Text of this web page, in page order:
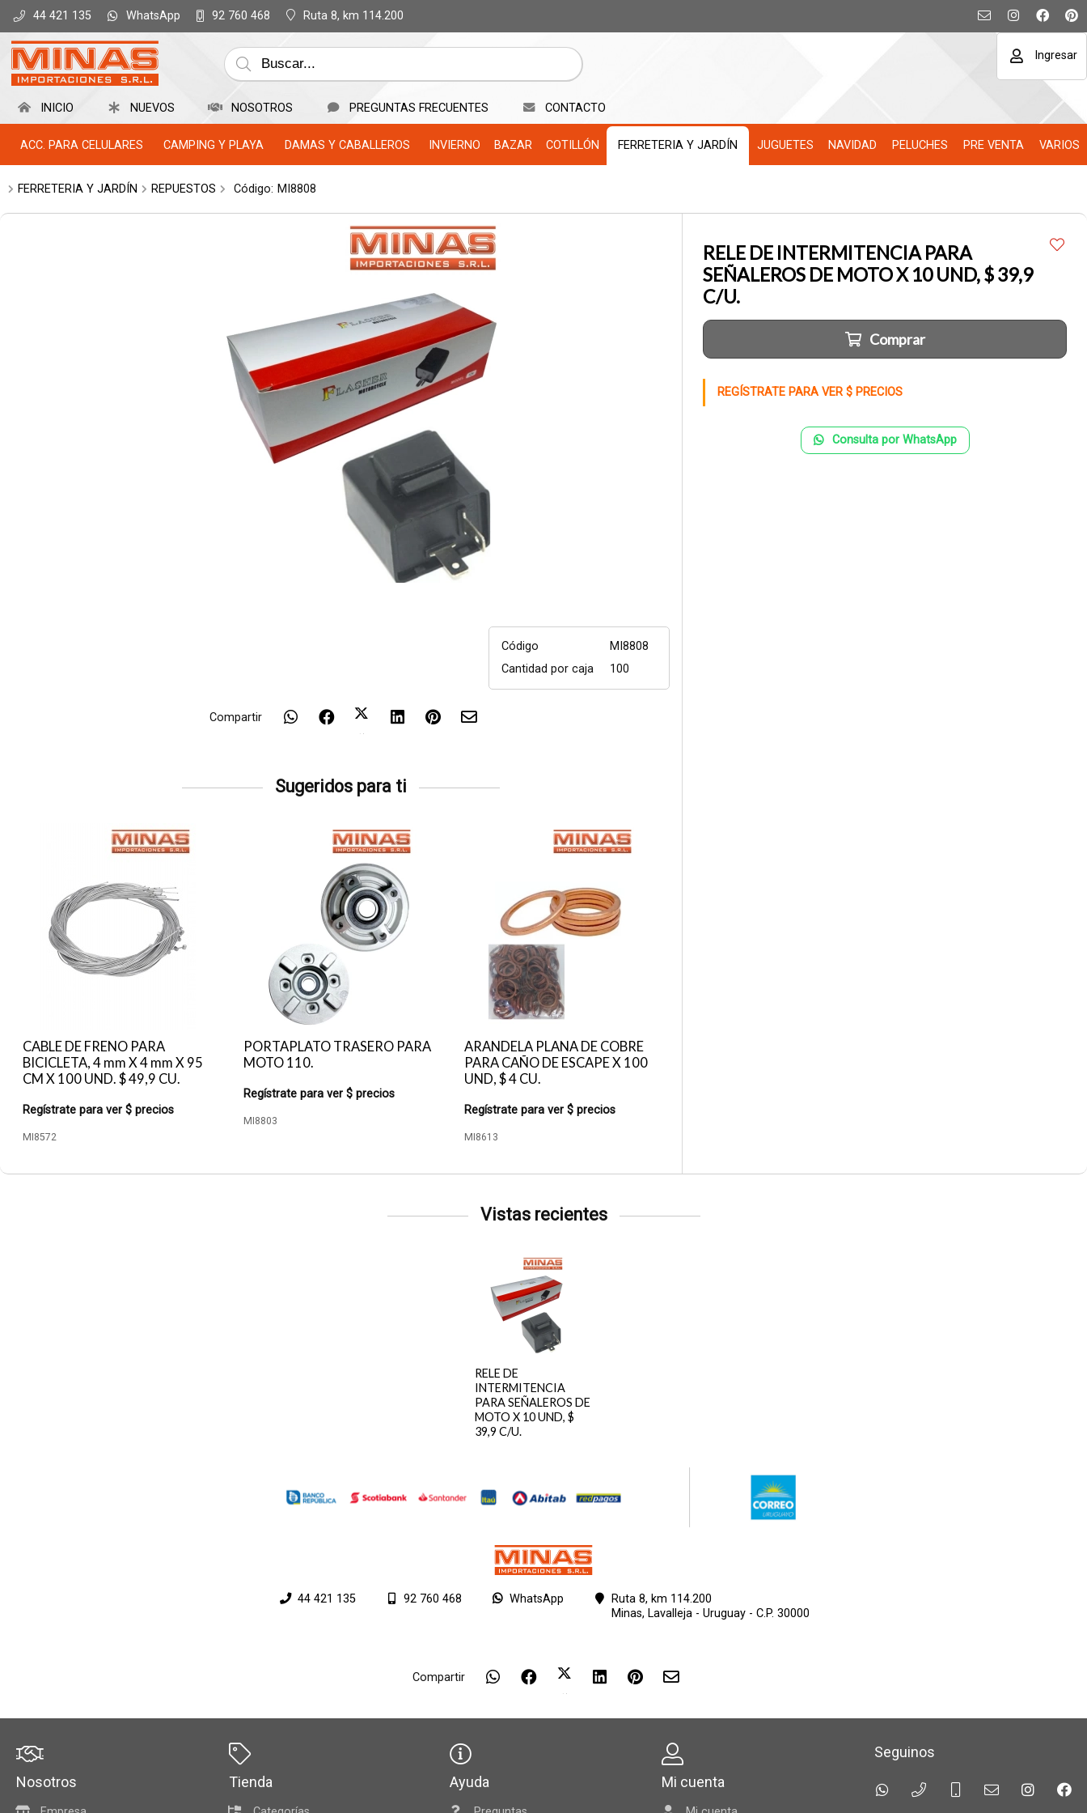
44 421 135 WhatsApp 92 760 468 Ruta 8, km 114.200
Ingresar
INICIO NUEVOS NOSOTROS PREGUNTAS FRECUENTES CONTACTO
ACC. PARA CELULARES CAMPING Y PLAYA DAMAS Y CABALLEROS INVIERNO BAZAR COTILLÓN FERRETERIA Y JARDÍN JUGUETES NAVIDAD PELUCHES PRE VENTA VARIOS
FERRETERIA Y JARDÍN REPUESTOS Código: MI8808
Código
MI8808
Cantidad por caja
100
Compartir
Sugeridos para ti
CABLE DE FRENO PARA
BICICLETA, 4 mm X 4 mm X 95
CM X 100 UND. $ 49,9 CU.
Regístrate para ver $ precios
MI8572
PORTAPLATO TRASERO PARA
MOTO 110.
Regístrate para ver $ precios
MI8803
ARANDELA PLANA DE COBRE
PARA CAÑO DE ESCAPE X 100
UND, $ 4 CU.
Regístrate para ver $ precios
MI8613
RELE DE INTERMITENCIA PARA
SEÑALEROS DE MOTO X 10 UND, $ 39,9
C/U.
Comprar
REGÍSTRATE PARA VER $ PRECIOS
Consulta por WhatsApp
Vistas recientes
RELE DE
INTERMITENCIA
PARA SEÑALEROS DE
MOTO X 10 UND, $
39,9 C/U.
44 421 135 92 760 468 WhatsApp
Ruta 8, km 114.200
Minas, Lavalleja - Uruguay - C.P. 30000
Compartir
Nosotros Tienda Ayuda Mi cuenta
Seguinos